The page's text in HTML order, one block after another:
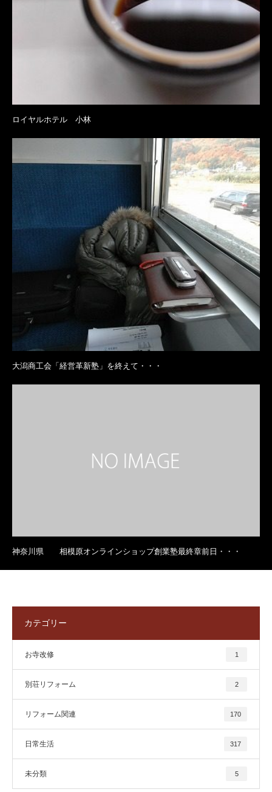
ロイヤルホテル 小林
大潟商工会「経営革新塾」を終えて・・・
神奈川県 相模原オンラインショップ創業塾最終章前日・・・
カテゴリー
お寺改修 1
別荘リフォーム 2
リフォーム関連 170
日常生活 317
未分類 5